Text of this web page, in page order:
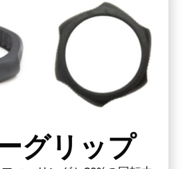
グリップ